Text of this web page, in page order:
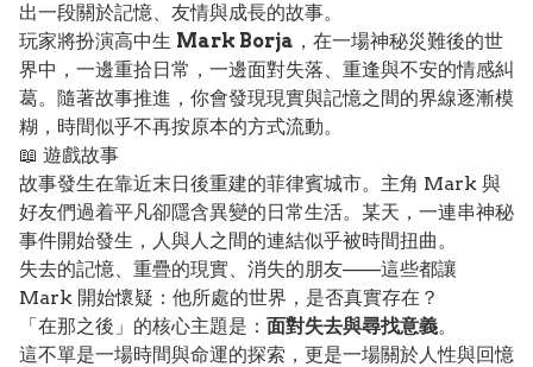
出一段關於記憶、友情與成長的故事。
玩家將扮演高中生 Mark Borja ，在一場神秘災難後的世
界中，一邊重拾日常，一邊面對失落、重逢與不安的情感糾
葛。隨著故事推進，你會發現現實與記憶之間的界線逐漸模
糊，時間似乎不再按原本的方式流動。
📖 遊戲故事
故事發生在靠近末日後重建的菲律賓城市。主角 Mark 與
好友們過着平凡卻隱含異變的日常生活。某天，一連串神秘
事件開始發生，人與人之間的連結似乎被時間扭曲。
失去的記憶、重疊的現實、消失的朋友——這些都讓
Mark 開始懷疑：他所處的世界，是否真實存在？
「在那之後」的核心主題是： 面對失去與尋找意義。
這不單是一場時間與命運的探索，更是一場關於人性與回憶